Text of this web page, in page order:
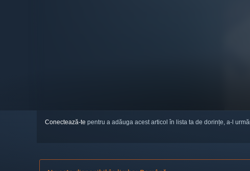
Conectează-te pentru a adăuga acest articol în lista ta de dorințe, a-l